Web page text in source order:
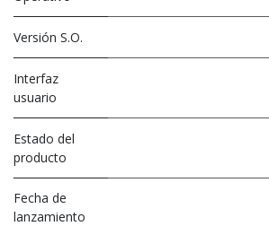
Versión S.O.
Interfaz
usuario
Estado del
producto
Fecha de
lanzamiento